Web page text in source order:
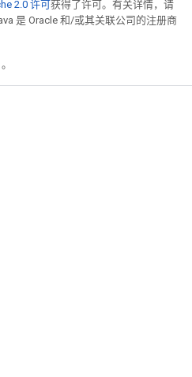
2.0 许可获得了许可。有关详情，请
是 Oracle 和/或其关联公司的注册商